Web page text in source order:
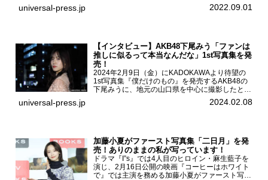
る一夜限りのライブイベント「ファイナリスト
universal-press.jp 2022.09.01
【インタビュー】AKB48下尾みう「ファンは
推しに似るって本当なんだな」1st写真集を発
売！
2024年2月9日（金）にKADOKAWAより待望の
1st写真集『僕だけのもの』を発売するAKB48の
下尾みうに、地元の山口県を中心に撮影したとい
う今回の写真集についてインタビューをお願いし
た。1st写真集『僕だけのもの』を発売する
universal-press.jp 2024.02.08
加藤小夏がファースト写真集「二日月」を発
売！ありのままの私が写っています！
ドラマ『I”s』では4人目のヒロイン・麻生藍子を
演じ、2月16日公開の映画『コーヒーはホワイト
で』では主演を務める加藤小夏がファースト写真